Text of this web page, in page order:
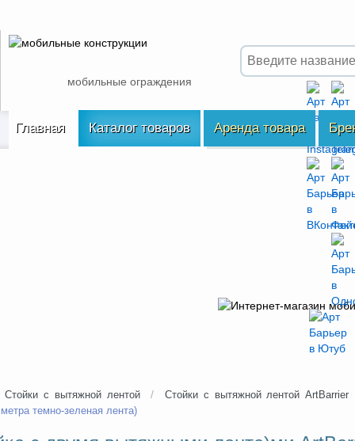
мобильные ограждения
Главная Каталог товаров Аренда товара
Стойки с вытяжной лентой / Стойки с вытяжной лентой ArtBarrier
темно-зеленая лента)